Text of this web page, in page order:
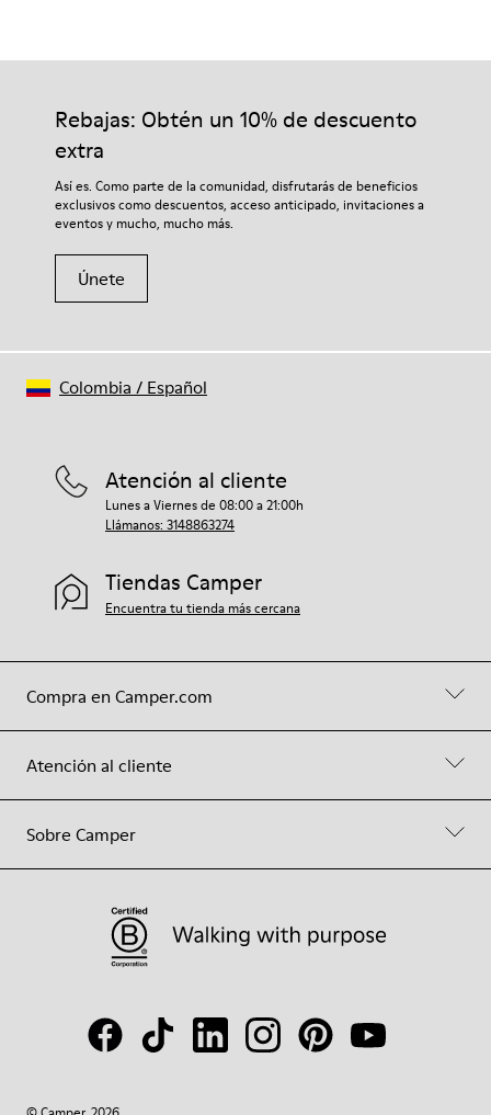
Rebajas: Obtén un 10% de descuento
extra
Así es. Como parte de la comunidad, disfrutarás de beneficios
exclusivos como descuentos, acceso anticipado, invitaciones a
eventos y mucho, mucho más.
Únete
Compra en Camper.com
Atención al cliente
Sobre Camper
Atención al cliente
Lunes a Viernes de 08:00 a 21:00h
Llámanos: 3148863274
Tiendas Camper
Encuentra tu tienda más cercana
Colombia / Español